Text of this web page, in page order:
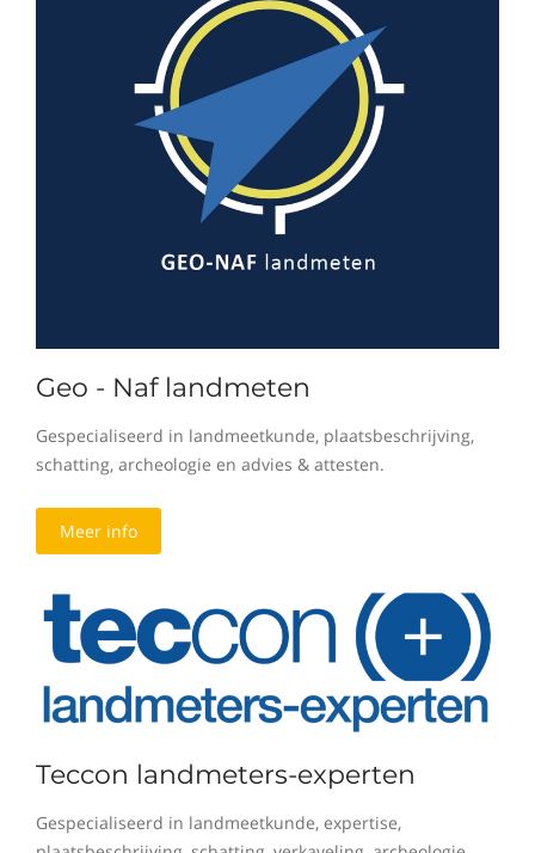
Geo - Naf landmeten
Gespecialiseerd in landmeetkunde, plaatsbeschrijving,
schatting, archeologie en advies & attesten.
Meer info
Teccon landmeters-experten
Gespecialiseerd in landmeetkunde, expertise,